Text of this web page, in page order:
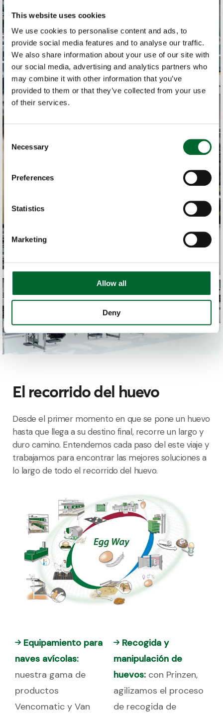
This website uses cookies
We use cookies to personalise content and ads, to
provide social media features and to analyse our traffic.
We also share information about your use of our site with
our social media, advertising and analytics partners who
may combine it with other information that you’ve
provided to them or that they’ve collected from your use
of their services.
Consent
Selection
Necessary
Preferences
Statistics
Marketing
Allow all
Deny
El recorrido del huevo
Desde el primer momento en que se pone un huevo
hasta que llega a su destino final, recorre un largo y
duro camino. Entendemos cada paso del este viaje y
trabajamos para encontrar las mejores soluciones a
lo largo de todo el recorrido del huevo.
Equipamiento para
naves avícolas:
nuestra gama de
productos
Vencomatic y Van
Recogida y
manipulación de
huevos: con Prinzen,
agilizamos el proceso
de recogida de